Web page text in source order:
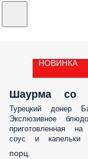
НОВИНКА
Шаурма со
Турецкий донер
Экслюзивное
приготовленная
соус и капельки
порц.